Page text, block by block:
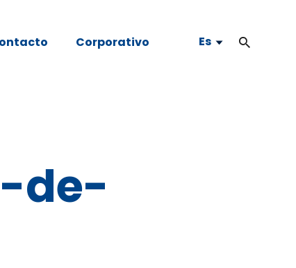
Corporativo Es
de-